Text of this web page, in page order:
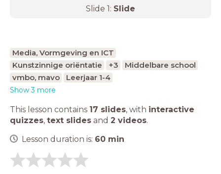
Slide 1: Slide
Media, Vormgeving en ICT
Kunstzinnige oriëntatie
+3
Middelbare school
vmbo, mavo
Leerjaar 1-4
Show 3 more
This lesson contains 17 slides, with interactive
quizzes, text slides and 2 videos.
Lesson duration is: 60 min